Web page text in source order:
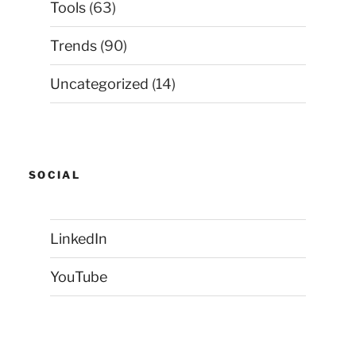
Tools (63)
Trends (90)
Uncategorized (14)
SOCIAL
LinkedIn
YouTube